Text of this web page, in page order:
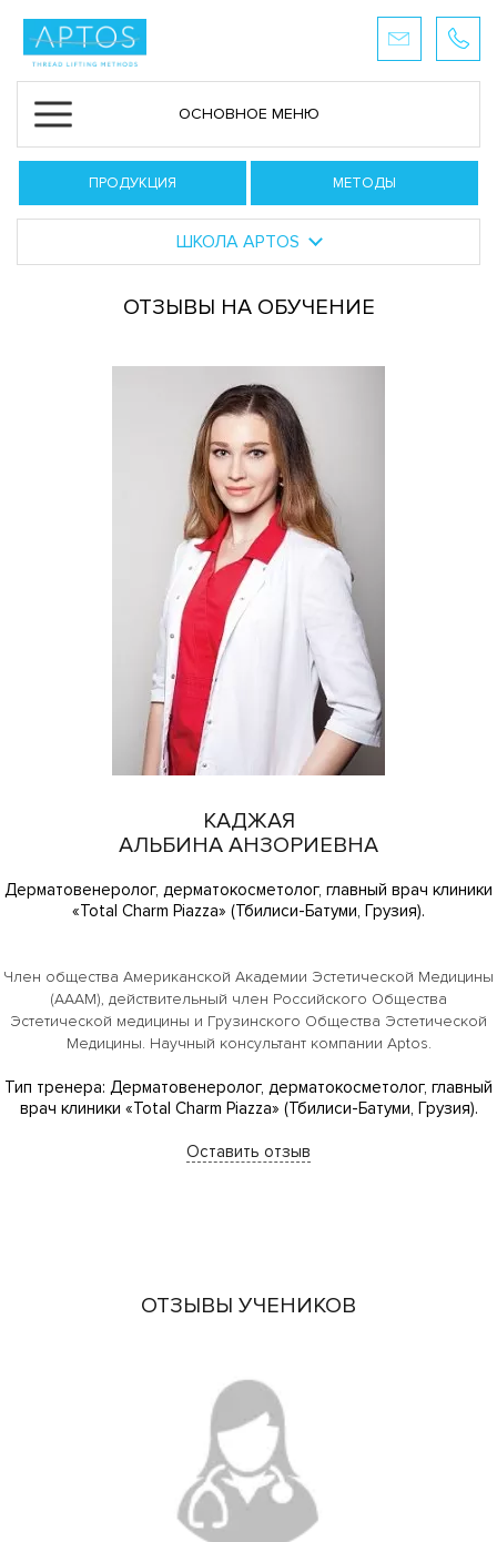
ОСНОВНОЕ МЕНЮ
ПРОДУКЦИЯ МЕТОДЫ
ШКОЛА APTOS
ОТЗЫВЫ НА ОБУЧЕНИЕ
КАДЖАЯ
АЛЬБИНА АНЗОРИЕВНА
Дерматовенеролог, дерматокосметолог, главный врач клиники
«Total Charm Piazza» (Тбилиси-Батуми, Грузия).
Член общества Американской Академии Эстетической Медицины
(AAAM), действительный член Российского Общества
Эстетической медицины и Грузинского Общества Эстетической
Медицины. Научный консультант компании Aptos.
Тип тренера: Дерматовенеролог, дерматокосметолог, главный
врач клиники «Total Charm Piazza» (Тбилиси-Батуми, Грузия).
Оставить отзыв
ОТЗЫВЫ УЧЕНИКОВ